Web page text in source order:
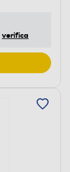
verifica